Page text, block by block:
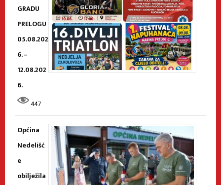
GRADU
PRELOGU
05.08.202
6. –
12.08.202
6.
447
Općina
Nedelišć
e
obilježila